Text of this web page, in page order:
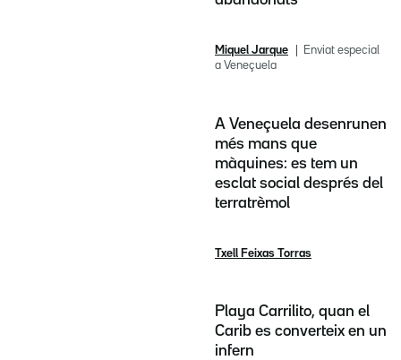
Miquel Jarque
Enviat especial
a Veneçuela
A Veneçuela desenrunen
més mans que
màquines: es tem un
esclat social després del
terratrèmol
Txell Feixas Torras
Playa Carrilito, quan el
Carib es converteix en un
infern